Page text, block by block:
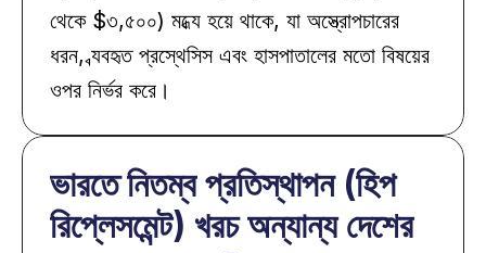
থেকে $৩,৫০০) মধ্যে হয়ে থাকে, যা অস্ত্রোপচারের
ধরন, ব্যবহৃত প্রস্থেসিস এবং হাসপাতালের মতো বিষয়ের
ওপর নির্ভর করে।
ভারতে নিতম্ব প্রতিস্থাপন (হিপ
রিপ্লেসমেন্ট) খরচ অন্যান্য দেশের